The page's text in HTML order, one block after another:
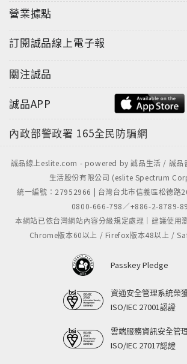
營業據點
訂閱誠品線上電子報
關注誠品
誠品APP
內政部警政署 165全民防騙網
誠品線上eslite.com - powered by 誠品生活 / 誠品
生活股份有限公司 (eslite Spectrum
統一編號：27952966 | 台灣台北市信義區松德路
0800-666-798／+886-2-8789-
本網站已依台灣網站內容分級規定處理｜建議使用
Chrome版本60以上 / Firefox版本48以上 /
Passkey Pledge
資通安全管理系統榮
ISO/IEC 27001認證
雲端服務資訊安全管
ISO/IEC 27017認證